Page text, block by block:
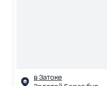
в Затоке